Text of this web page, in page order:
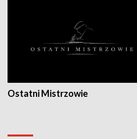
Ostatni Mistrzowie